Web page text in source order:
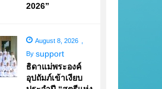
2026”
August 8, 2026
By support
ธิดาแม่พระองค์
อุปถัมภ์เข้าเงียบ